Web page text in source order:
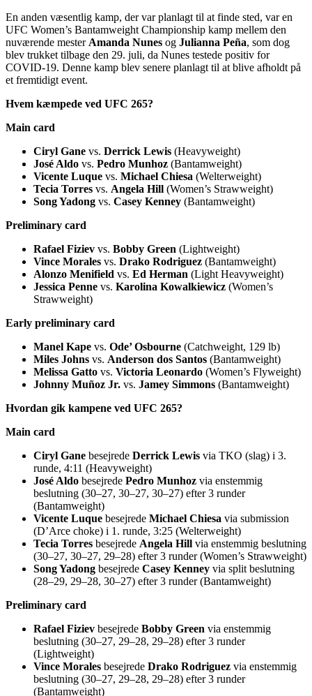
En anden væsentlig kamp, der var planlagt til at finde sted, var en
UFC Women’s Bantamweight Championship kamp mellem den
nuværende mester Amanda Nunes og Julianna Peña, som dog
blev trukket tilbage den 29. juli, da Nunes testede positiv for
COVID-19. Denne kamp blev senere planlagt til at blive afholdt på
et fremtidigt event.
Hvem kæmpede ved UFC 265?
Main card
Ciryl Gane vs. Derrick Lewis (Heavyweight)
José Aldo vs. Pedro Munhoz (Bantamweight)
Vicente Luque vs. Michael Chiesa (Welterweight)
Tecia Torres vs. Angela Hill (Women’s Strawweight)
Song Yadong vs. Casey Kenney (Bantamweight)
Preliminary card
Rafael Fiziev vs. Bobby Green (Lightweight)
Vince Morales vs. Drako Rodriguez (Bantamweight)
Alonzo Menifield vs. Ed Herman (Light Heavyweight)
Jessica Penne vs. Karolina Kowalkiewicz (Women’s
Strawweight)
Early preliminary card
Manel Kape vs. Ode’ Osbourne (Catchweight, 129 lb)
Miles Johns vs. Anderson dos Santos (Bantamweight)
Melissa Gatto vs. Victoria Leonardo (Women’s Flyweight)
Johnny Muñoz Jr. vs. Jamey Simmons (Bantamweight)
Hvordan gik kampene ved UFC 265?
Main card
Ciryl Gane besejrede Derrick Lewis via TKO (slag) i 3.
runde, 4:11 (Heavyweight)
José Aldo besejrede Pedro Munhoz via enstemmig
beslutning (30–27, 30–27, 30–27) efter 3 runder
(Bantamweight)
Vicente Luque besejrede Michael Chiesa via submission
(D’Arce choke) i 1. runde, 3:25 (Welterweight)
Tecia Torres besejrede Angela Hill via enstemmig beslutning
(30–27, 30–27, 29–28) efter 3 runder (Women’s Strawweight)
Song Yadong besejrede Casey Kenney via split beslutning
(28–29, 29–28, 30–27) efter 3 runder (Bantamweight)
Preliminary card
Rafael Fiziev besejrede Bobby Green via enstemmig
beslutning (30–27, 29–28, 29–28) efter 3 runder
(Lightweight)
Vince Morales besejrede Drako Rodriguez via enstemmig
beslutning (30–27, 29–28, 29–28) efter 3 runder
(Bantamweight)